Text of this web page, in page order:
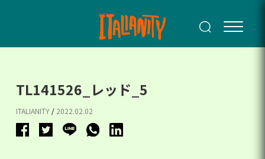
TL141526_レッド_5
ITALIANITY / 2022.02.02